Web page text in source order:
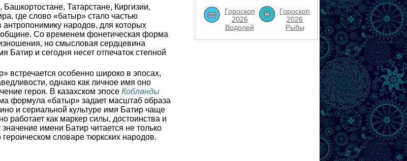
Татарстане, Киргизии,
где слово «батыр» стало частью
народов, для которых
общине. Со временем фонетическая форма
но смысловая сердцевина
Батир и сегодня несет отпечаток степной
встречается особенно широко в эпосах,
однако как личное имя оно
героя. В казахском эпосе Кобланды
формула «батыр» задает масштаб образа
и сериальной культуре имя Батир чаще
работает как маркер силы, достоинства и
имени Батир читается не только
словаре тюркских народов.
Гороскоп
2026
Водолей
Гороскоп
2026
Рыбы